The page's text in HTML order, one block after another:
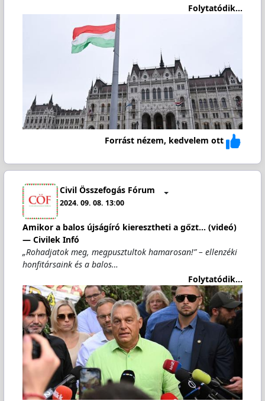
Folytatódik...
Forrást nézem, kedvelem ott
Civil Összefogás Fórum
2024. 09. 08. 13:00
Amikor a balos újságíró kieresztheti a gőzt... (videó)
— Civilek Infó
„Rohadjatok meg, megpusztultok hamarosan!” – ellenzéki
honfitársaink és a balos…
Folytatódik...